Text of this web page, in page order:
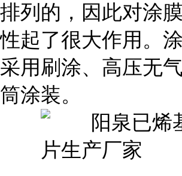
排列的，因此对涂
性起了很大作用。
采用刷涂、高压无
筒涂装。